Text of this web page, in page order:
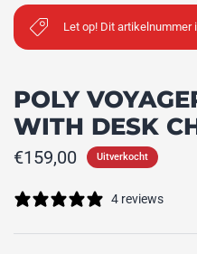
Let op! Dit artikelnummer
POLY
WITH DESK
€159,00 Uitverkocht
4 reviews